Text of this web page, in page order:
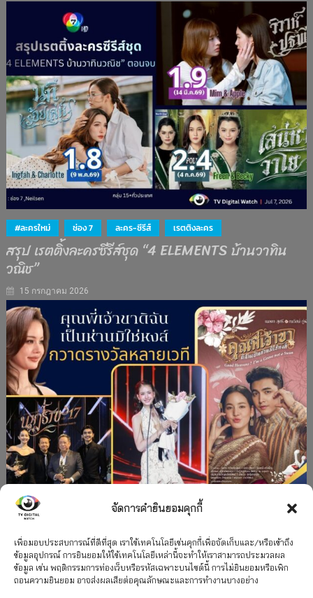
จัดการคำยินยอมคุกกี้
เพื่อมอบประสบการณ์ที่ดีที่สุด เราใช้เทคโนโลยีเช่นคุกกี้เพื่อจัดเก็บและ/หรือเข้าถึง
ข้อมูลอุปกรณ์ การยินยอมให้ใช้เทคโนโลยีเหล่านี้จะทำให้เราสามารถประมวลผล
ข้อมูล เช่น พฤติกรรมการท่องเว็บหรือรหัสเฉพาะบนไซต์นี้ การไม่ยินยอมหรือเพิก
ถอนความยินยอม อาจส่งผลเสียต่อคุณลักษณะและการทำงานบางอย่าง
#ละครใหม่ ช่อง 7 ละคร-ซีรีส์ เรตติงละคร
สรุป เรตติ้งละครซีรีส์ชุด “4 ELEMENTS บ้านวาทิน
วณิช”
15 กรกฎาคม 2026
”คุณพี่เจ้าขาดิฉันเป็นห่านมิใช่หงส์” กวาดรางวัล
เพียบ จาก 8 เวที